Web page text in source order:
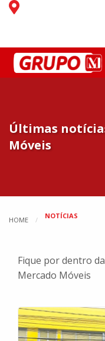
Últimas
Móveis
HOME NOTÍCIAS
Fique por dentro
Mercado Móveis